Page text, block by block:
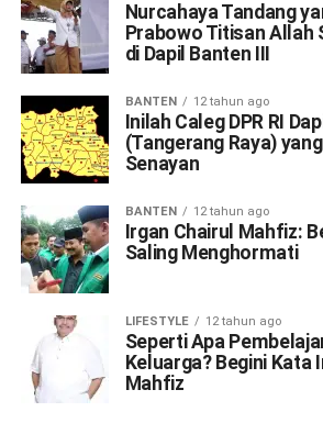
Nurcahaya Tandang
Prabowo Titisan Allah
di Dapil Banten III
BANTEN 12 tahun ago
Inilah Caleg DPR RI
(Tangerang Raya)
Senayan
BANTEN 12 tahun ago
Irgan Chairul Mahfiz:
Saling Menghormati
LIFESTYLE 12 tahun ago
Seperti Apa
Keluarga? Begini Kata
Mahfiz